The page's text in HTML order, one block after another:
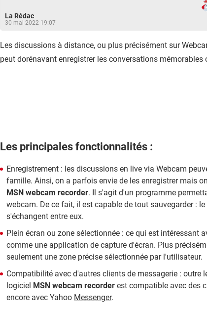
La Rédac
30 mai 2022 19:07
Les discussions à distance, ou plus précisément sur
peut dorénavant enregistrer les conversations
Les principales fonctionnalités :
Enregistrement : les discussions en live via Webcam
famille. Ainsi, on a parfois envie de les enregistrer mais
MSN webcam recorder. Il s'agit d'un programme
webcam. De ce fait, il est capable de tout sauvegarder :
s'échangent entre eux.
Plein écran ou zone sélectionnée : ce qui est intéressant
comme une application de capture d'écran. Plus
seulement une zone précise sélectionnée par l'utilisateur.
Compatibilité avec d'autres clients de messagerie : outre
logiciel MSN webcam recorder est compatible avec des
encore avec Yahoo Messenger.